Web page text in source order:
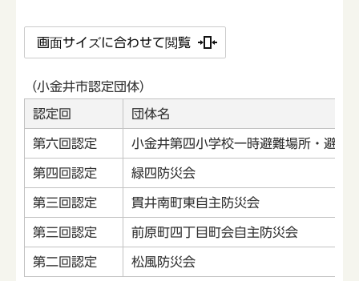
画面サイズに合わせて閲覧
（小金井市認定団体）
認定回 団体名
第六回認定 小金井第四小学校一時避難場所・避難
第四回認定 緑四防災会
第三回認定 貫井南町東自主防災会
第三回認定 前原町四丁目町会自主防災会
第二回認定 松風防災会